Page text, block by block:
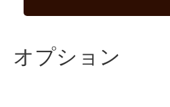
オプション